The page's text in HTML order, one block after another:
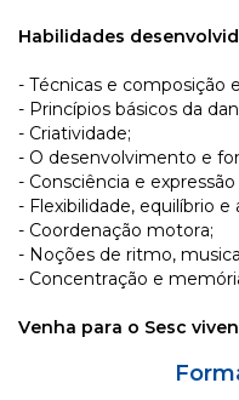
Habilidades
- Técnicas e composição
- Princípios básicos da
- Criatividade;
- O desenvolvimento e
- Consciência e
- Flexibilidade, equilíbrio
- Coordenação motora;
- Noções de ritmo,
- Concentração e
Venha para o Sesc